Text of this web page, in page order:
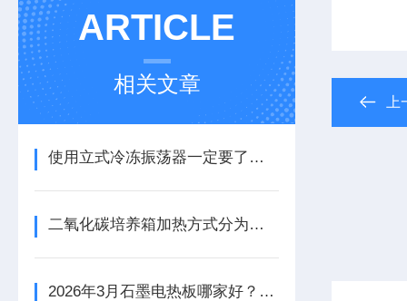
ARTICLE
相关文章
使用立式冷冻振荡器一定要了解其工作流程详解
二氧化碳培养箱加热方式分为两种
2026年3月石墨电热板哪家好？易晨仪器推荐